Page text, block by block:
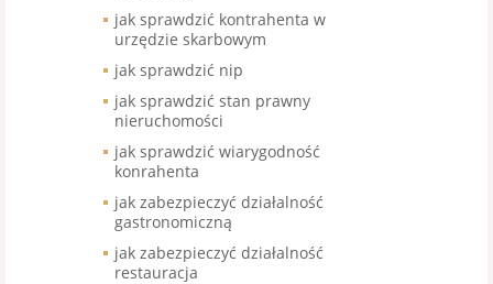
jak sprawdzić kontrahenta w
urzędzie skarbowym
jak sprawdzić nip
jak sprawdzić stan prawny
nieruchomości
jak sprawdzić wiarygodność
konrahenta
jak zabezpieczyć działalność
gastronomiczną
jak zabezpieczyć działalność
restauracja